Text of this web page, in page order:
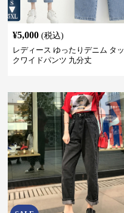
¥5,000 (税込)
レディース ゆったりデニム タッ
クワイドパンツ 九分丈